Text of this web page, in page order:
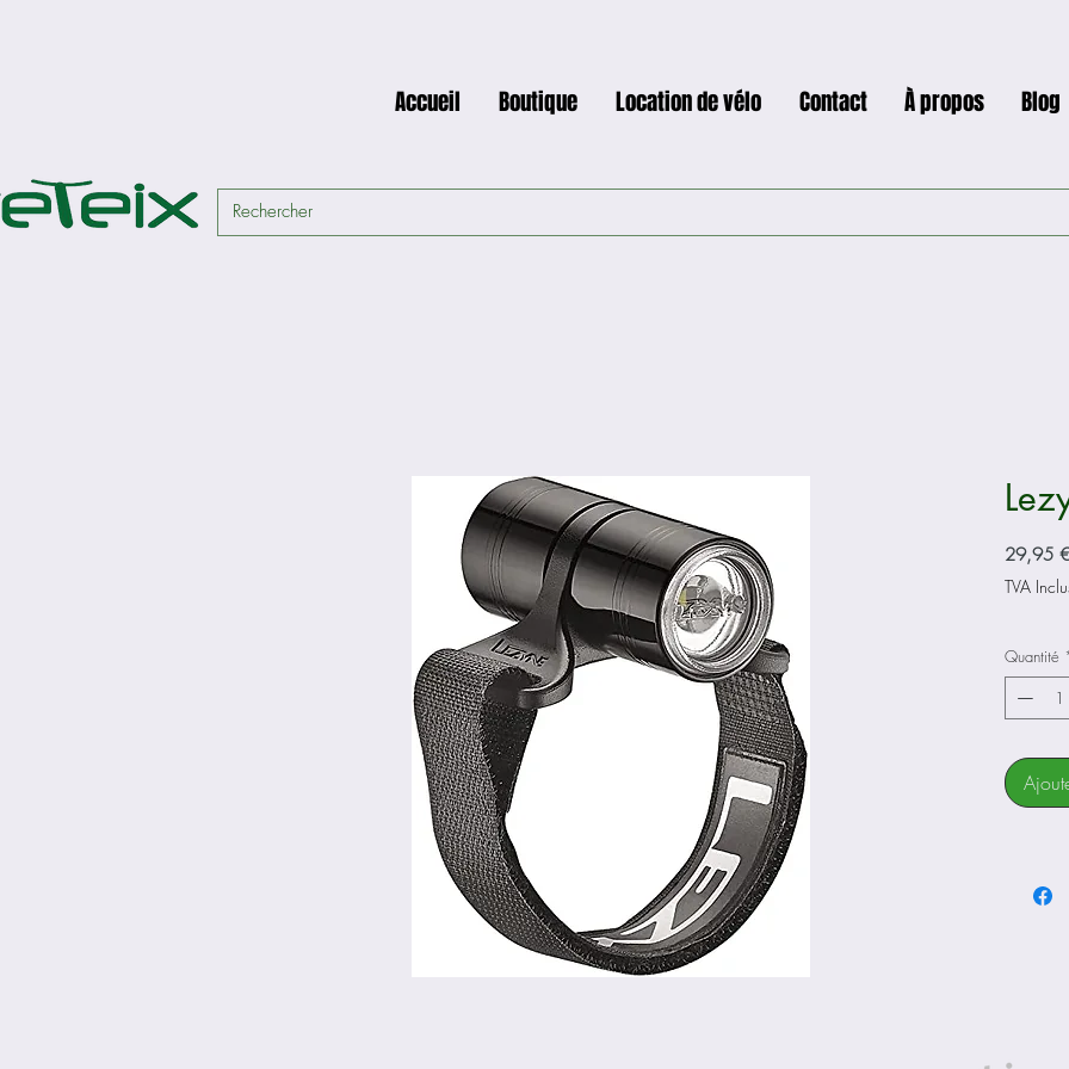
Accueil Boutique Location de vélo Contact À propos Blog
29,95 €
TVA
Quantité